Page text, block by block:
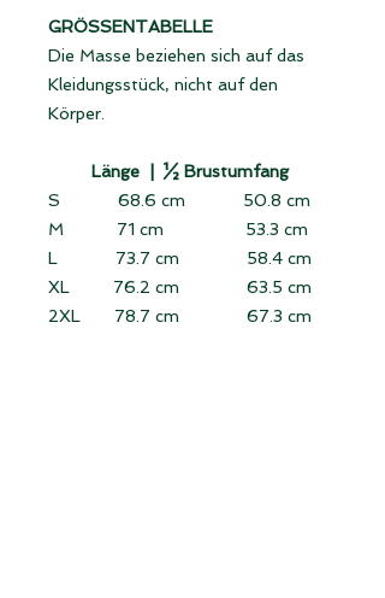
GRÖSSENTABELLE
Die Masse beziehen sich auf das
Kleidungsstück, nicht auf den
Körper.
Länge | ½ Brustumfang
S 68.6 cm 50.8 cm
M 71 cm 53.3 cm
L 73.7 cm 58.4 cm
XL 76.2 cm 63.5 cm
2XL 78.7 cm 67.3 cm